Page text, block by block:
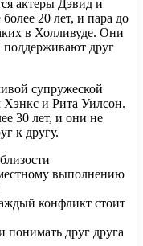
актеры Дэвид и
20 лет, и пара до
в Холливуде. Они
поддерживают друг
супружеской
Хэнкс и Рита Уилсон.
30 лет, и они не
к другу.
выполнению
конфликт стоит
понимать друг друга